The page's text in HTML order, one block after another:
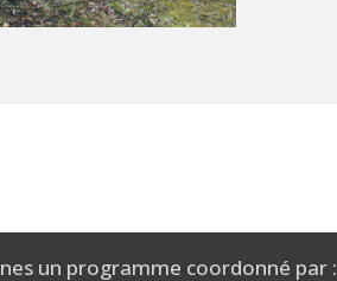
un programme coordonné par :